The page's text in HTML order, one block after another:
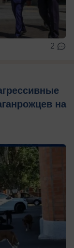
2
на